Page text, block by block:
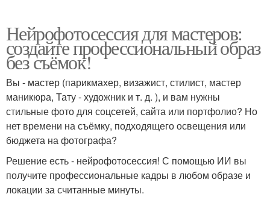
Нейрофотосессия для мастеров:
создайте профессиональный образ
без съёмок!
Вы - мастер (парикмахер, визажист, стилист, мастер
маникюра, Тату - художник и т. д. ), и вам нужны
стильные фото для соцсетей, сайта или портфолио? Но
нет времени на съёмку, подходящего освещения или
бюджета на фотографа?
Решение есть - нейрофотосессия! С помощью ИИ вы
получите профессиональные кадры в любом образе и
локации за считанные минуты.